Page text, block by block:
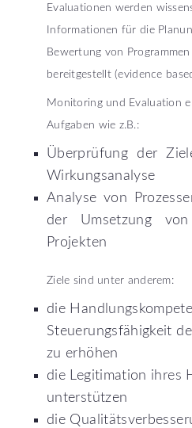
Evaluationen werden
Informationen für die
Bewertung von
bereitgestellt (evidence
Monitoring und Evaluation
Aufgaben wie z.B.:
Überprüfung der
Wirkungsanalyse
Analyse von
der Umsetzung
Projekten
Ziele sind unter anderem:
die
Steuerungsfähigkeit
zu erhöhen
die Legitimation ihres
unterstützen
die